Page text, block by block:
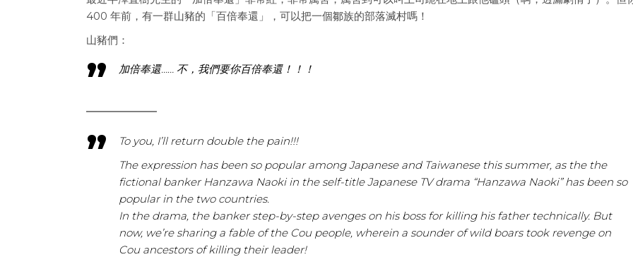
400 年前，有一群山豬的「百倍奉還」，可以把一個鄒族的部落滅村嗎！
山豬們：
加倍奉還…… 不，我們要你百倍奉還！！！
To you, I’ll return double the pain!!!
The expression has been so popular among Japanese and Taiwanese this summer, as the the
fictional banker Hanzawa Naoki in the self-title Japanese TV drama “Hanzawa Naoki” has been so
popular in the two countries.
In the drama, the banker step-by-step avenges on his boss for killing his father technically. But
now, we’re sharing a fable of the Cou people, wherein a sounder of wild boars took revenge on
Cou ancestors of killing their leader!